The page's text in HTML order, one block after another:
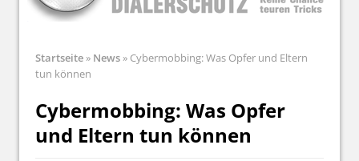
Startseite» News» Cybermobbing: Was Opfer und Eltern
tun können
Cybermobbing: Was Opfer
und Eltern tun können